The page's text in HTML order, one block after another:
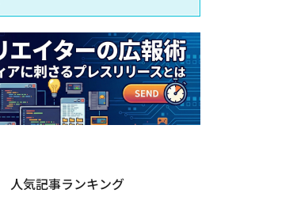
人気記事ランキング